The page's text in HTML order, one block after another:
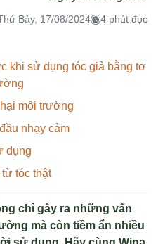
Bảy, 17/08/2024 4 phút đọc
khi sử dụng tóc giả bằng tơ
môi trường
nhạy cảm
dụng
tóc thật
chỉ gây ra những vấn
mà còn tiềm ẩn nhiều